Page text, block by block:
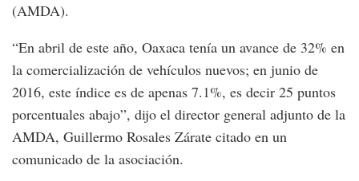
(AMDA).
“En abril de este año, Oaxaca tenía un avance de 32% en
la comercialización de vehículos nuevos; en junio de
2016, este índice es de apenas 7.1%, es decir 25 puntos
porcentuales abajo”, dijo el director general adjunto de la
AMDA, Guillermo Rosales Zárate citado en un
comunicado de la asociación.